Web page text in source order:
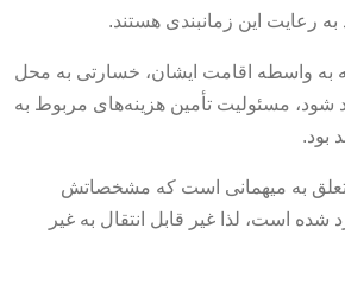
رعایت این زمانبندی هستند.
به واسطه اقامت ایشان، خسارتی به محل
شود، مسئولیت تأمین هزینه‌های مربوط به
بود.
به میهمانی است که مشخصاتش
است، لذا غیر قابل انتقال به غیر